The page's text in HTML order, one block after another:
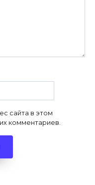
сайта в этом
комментариев.